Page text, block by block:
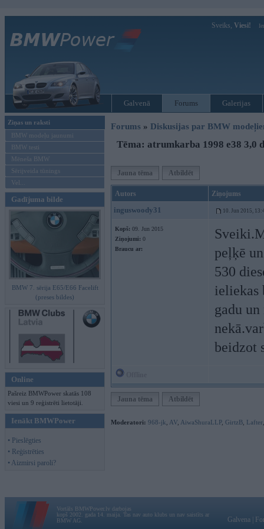
Sveiks, Viesi!
Galvenā Forums Galerijas
Ziņas un raksti
BMW modeļu jaunumi
BMW testi
Mēneša BMW
Sērijveida tūnings
Vel...
Gadījuma bilde
BMW 7. sērija E65/E66 Facelift
(preses bildes)
Online
Pašreiz BMWPower skatās 108
viesi un 9 reģistrēti lietotāji.
Ienākt BMWPower
• Pieslēgties
• Reģistrēties
• Aizmirsi paroli?
Forums » Diskusijas par BMW
Tēma: atrumkarba 1998 e38 3,0
Jauna tēma Atbildēt
Autors Ziņojums
inguswoody31 10. Jun 2015,
Kopš: 09. Jun 2015
Ziņojumi: 0
Braucu ar:
peļķē
530
ieliekas
gadu
beidzot
Jauna tēma Atbildēt
Moderatori: 968-jk AV AiwaShuraLLP, GirtzB Lafter
Vortāls BMWPower.lv darbojas
kopš 2002. gada 14. maija. Tas nav auto klubs un nav saistīts ar
BMW AG.
Galvena